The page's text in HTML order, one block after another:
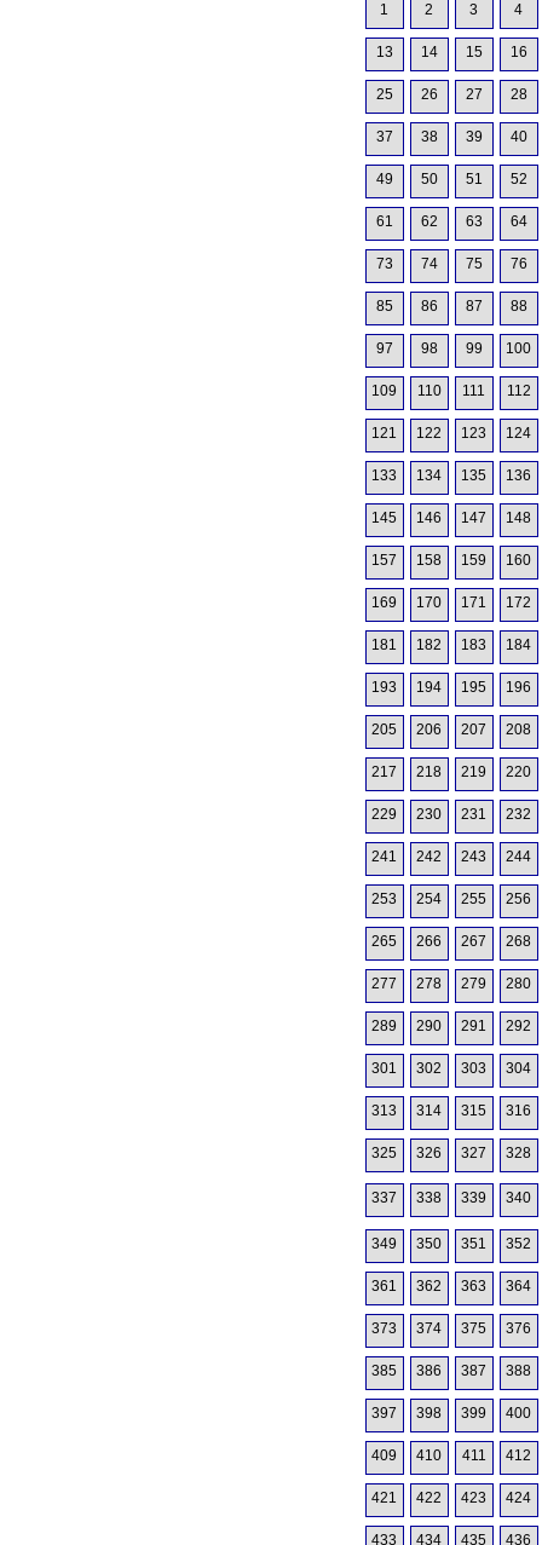
1 2 3 4
13 14 15 16
25 26 27 28
37 38 39 40
49 50 51 52
61 62 63 64
73 74 75 76
85 86 87 88
97 98 99 100
109 110 111 112
121 122 123 124
133 134 135 136
145 146 147 148
157 158 159 160
169 170 171 172
181 182 183 184
193 194 195 196
205 206 207 208
217 218 219 220
229 230 231 232
241 242 243 244
253 254 255 256
265 266 267 268
277 278 279 280
289 290 291 292
301 302 303 304
313 314 315 316
325 326 327 328
337 338 339 340
349 350 351 352
361 362 363 364
373 374 375 376
385 386 387 388
397 398 399 400
409 410 411 412
421 422 423 424
433 434 435 436